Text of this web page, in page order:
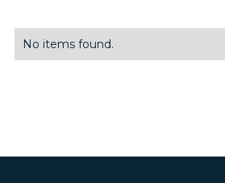
No items found.